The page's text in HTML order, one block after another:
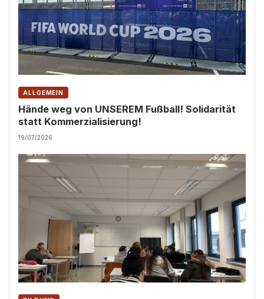
ALLGEMEIN
Hände weg von UNSEREM Fußball! Solidarität
statt Kommerzialisierung!
19/07/2026